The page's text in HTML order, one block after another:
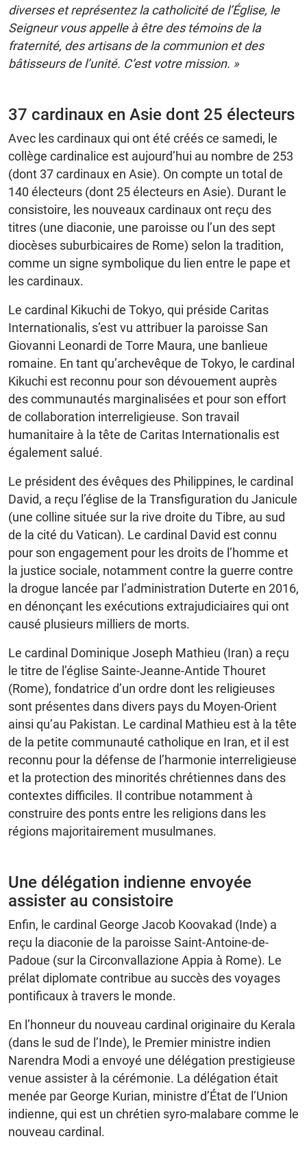
diverses et représentez la catholicité de l’Église, le
Seigneur vous appelle à être des témoins de la
fraternité, des artisans de la communion et des
bâtisseurs de l’unité. C’est votre mission. »
37 cardinaux en Asie dont 25 électeurs
Avec les cardinaux qui ont été créés ce samedi, le
collège cardinalice est aujourd’hui au nombre de 253
(dont 37 cardinaux en Asie). On compte un total de
140 électeurs (dont 25 électeurs en Asie). Durant le
consistoire, les nouveaux cardinaux ont reçu des
titres (une diaconie, une paroisse ou l’un des sept
diocèses suburbicaires de Rome) selon la tradition,
comme un signe symbolique du lien entre le pape et
les cardinaux.
Le cardinal Kikuchi de Tokyo, qui préside Caritas
Internationalis, s’est vu attribuer la paroisse San
Giovanni Leonardi de Torre Maura, une banlieue
romaine. En tant qu’archevêque de Tokyo, le cardinal
Kikuchi est reconnu pour son dévouement auprès
des communautés marginalisées et pour son effort
de collaboration interreligieuse. Son travail
humanitaire à la tête de Caritas Internationalis est
également salué.
Le président des évêques des Philippines, le cardinal
David, a reçu l’église de la Transfiguration du Janicule
(une colline située sur la rive droite du Tibre, au sud
de la cité du Vatican). Le cardinal David est connu
pour son engagement pour les droits de l’homme et
la justice sociale, notamment contre la guerre contre
la drogue lancée par l’administration Duterte en 2016,
en dénonçant les exécutions extrajudiciaires qui ont
causé plusieurs milliers de morts.
Le cardinal Dominique Joseph Mathieu (Iran) a reçu
le titre de l’église Sainte-Jeanne-Antide Thouret
(Rome), fondatrice d’un ordre dont les religieuses
sont présentes dans divers pays du Moyen-Orient
ainsi qu’au Pakistan. Le cardinal Mathieu est à la tête
de la petite communauté catholique en Iran, et il est
reconnu pour la défense de l’harmonie interreligieuse
et la protection des minorités chrétiennes dans des
contextes difficiles. Il contribue notamment à
construire des ponts entre les religions dans les
régions majoritairement musulmanes.
Une délégation indienne envoyée
assister au consistoire
Enfin, le cardinal George Jacob Koovakad (Inde) a
reçu la diaconie de la paroisse Saint-Antoine-de-
Padoue (sur la Circonvallazione Appia à Rome). Le
prélat diplomate contribue au succès des voyages
pontificaux à travers le monde.
En l’honneur du nouveau cardinal originaire du Kerala
(dans le sud de l’Inde), le Premier ministre indien
Narendra Modi a envoyé une délégation prestigieuse
venue assister à la cérémonie. La délégation était
menée par George Kurian, ministre d’État de l’Union
indienne, qui est un chrétien syro-malabare comme le
nouveau cardinal.